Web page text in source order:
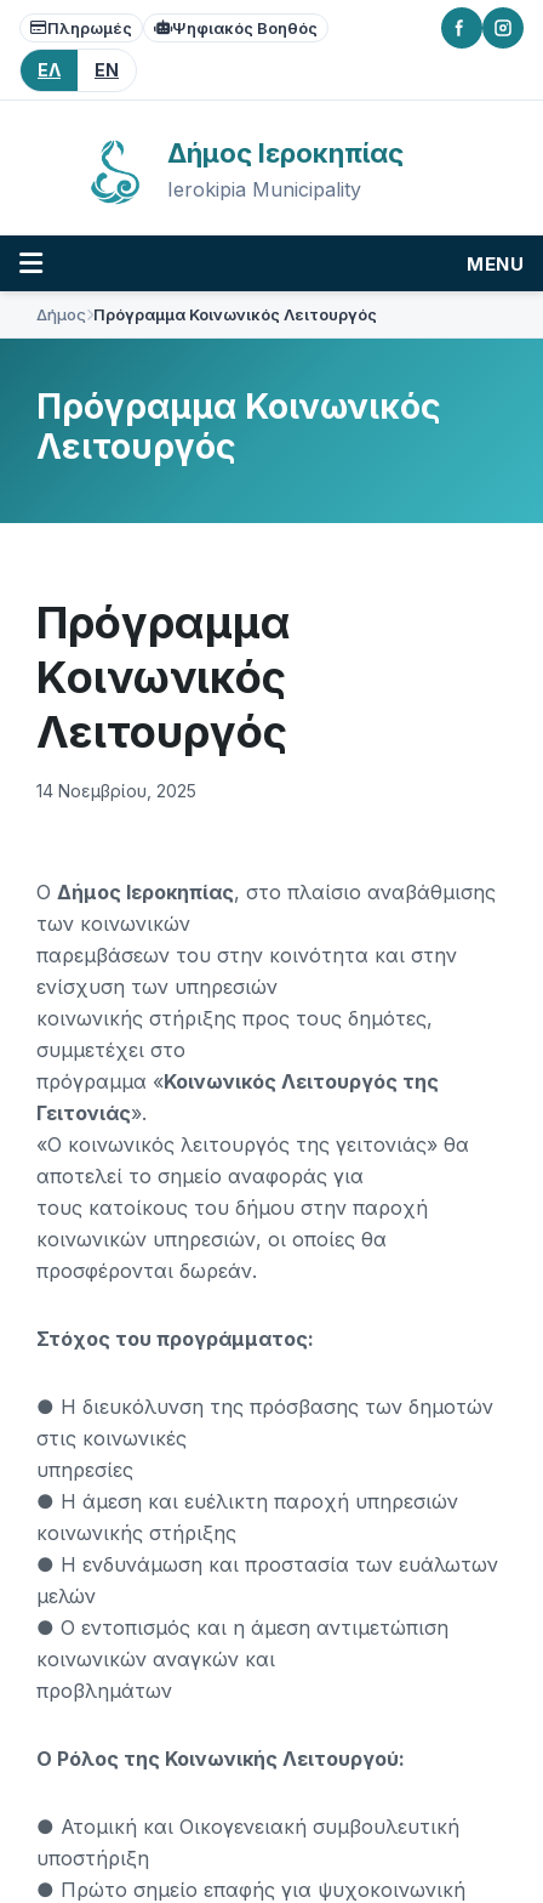
Skip
content
Skip
main
navigation
Skip
footer
Πληρωμές Ψηφιακός Βοηθός
ΕΛ EN
Δήμος Ιεροκηπίας
Ierokipia Municipality
MENU
Δήμος Πρόγραμμα Κοινωνικός Λειτουργός
Πρόγραμμα Κοινωνικός
Λειτουργός
Πρόγραμμα
Κοινωνικός
Λειτουργός
14 Νοεμβρίου, 2025
Ο Δήμος Ιεροκηπίας, στο πλαίσιο αναβάθμισης
των κοινωνικών
παρεμβάσεων του στην κοινότητα και στην
ενίσχυση των υπηρεσιών
κοινωνικής στήριξης προς τους δημότες,
συμμετέχει στο
πρόγραμμα «Κοινωνικός Λειτουργός της
Γειτονιάς».
«Ο κοινωνικός λειτουργός της γειτονιάς» θα
αποτελεί το σημείο αναφοράς για
τους κατοίκους του δήμου στην παροχή
κοινωνικών υπηρεσιών, οι οποίες θα
προσφέρονται δωρεάν.
Στόχος του προγράμματος:
● Η διευκόλυνση της πρόσβασης των δημοτών
στις κοινωνικές
υπηρεσίες
● Η άμεση και ευέλικτη παροχή υπηρεσιών
κοινωνικής στήριξης
● Η ενδυνάμωση και προστασία των ευάλωτων
μελών
● Ο εντοπισμός και η άμεση αντιμετώπιση
κοινωνικών αναγκών και
προβλημάτων
Ο Ρόλος της Κοινωνικής Λειτουργού:
● Ατομική και Οικογενειακή συμβουλευτική
υποστήριξη
● Πρώτο σημείο επαφής για ψυχοκοινωνική